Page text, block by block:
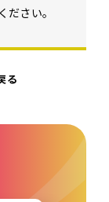
ださい。
る